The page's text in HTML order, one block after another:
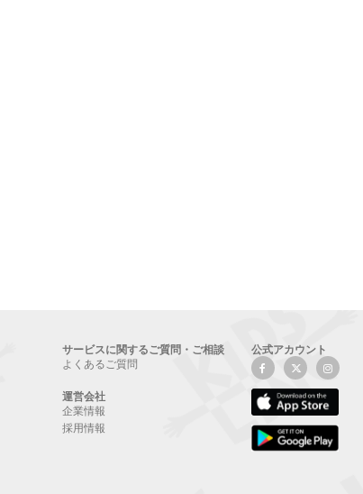
サービスに関するご質問・ご相談
よくあるご質問
運営会社
企業情報
採用情報
公式アカウント